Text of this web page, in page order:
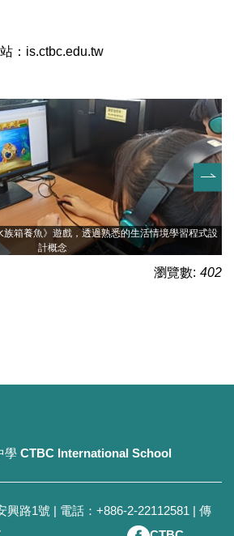
：is.ctbc.edu.tw
箱養魚》遊戲，透過熟悉的生活情境學習程式設
計概念
瀏覽數: 402
學 CTBC International School
興路1號 | 電話：+886-2-22112581 | 傳